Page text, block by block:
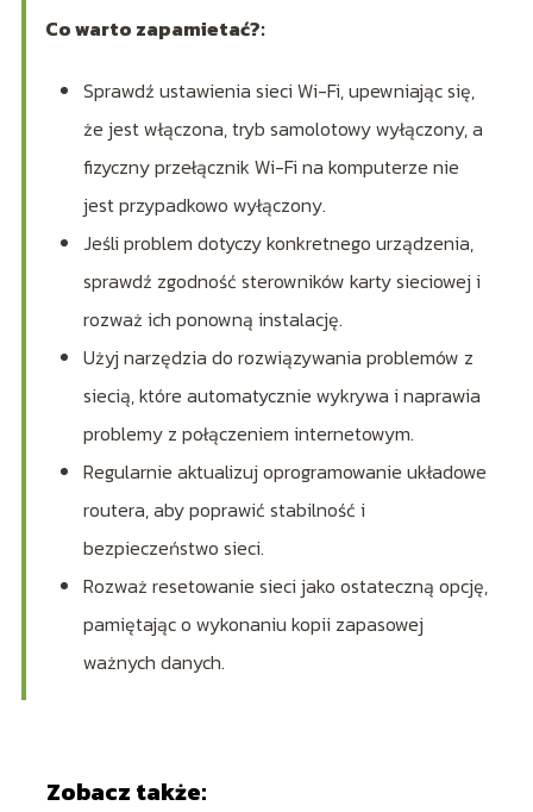
Co warto zapamietać?:
Sprawdź ustawienia sieci Wi-Fi, upewniając się,
że jest włączona, tryb samolotowy wyłączony, a
fizyczny przełącznik Wi-Fi na komputerze nie
jest przypadkowo wyłączony.
Jeśli problem dotyczy konkretnego urządzenia,
sprawdź zgodność sterowników karty sieciowej i
rozważ ich ponowną instalację.
Użyj narzędzia do rozwiązywania problemów z
siecią, które automatycznie wykrywa i naprawia
problemy z połączeniem internetowym.
Regularnie aktualizuj oprogramowanie układowe
routera, aby poprawić stabilność i
bezpieczeństwo sieci.
Rozważ resetowanie sieci jako ostateczną opcję,
pamiętając o wykonaniu kopii zapasowej
ważnych danych.
Zobacz także: